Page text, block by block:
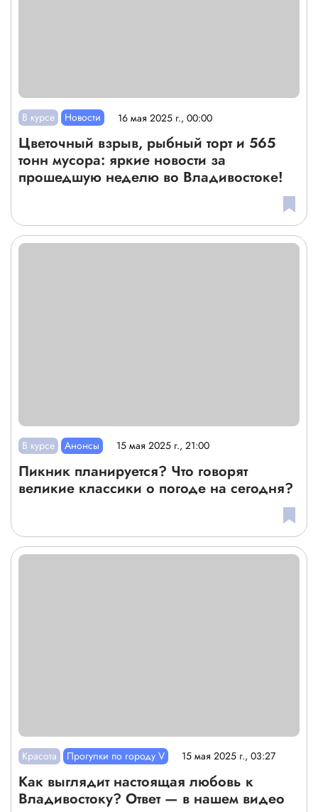
В курсе Новости 16 мая 2025 г., 00:00
Цветочный взрыв, рыбный торт и 565
тонн мусора: яркие новости за
прошедшую неделю во Владивостоке!
В курсе Анонсы 15 мая 2025 г., 21:00
Пикник планируется? Что говорят
великие классики о погоде на сегодня?
Красота Прогулки по городу V 15 мая 2025 г., 03:27
Как выглядит настоящая любовь к
Владивостоку? Ответ — в нашем видео